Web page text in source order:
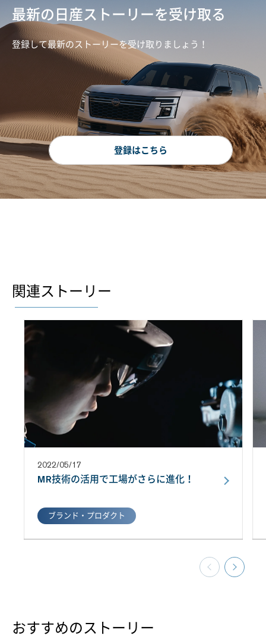
最新の日産ストーリーを受け取る
登録して最新のストーリーを受け取りましょう！
登録はこちら
関連ストーリー
2022/05/17
MR技術の活用で工場がさらに進化！
ブランド・プロダクト
おすすめのストーリー